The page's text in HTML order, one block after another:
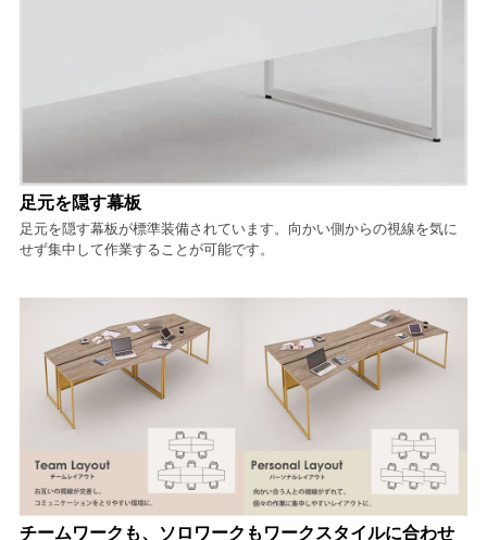
足元を隠す幕板
足元を隠す幕板が標準装備されています。向かい側からの視線を気に
せず集中して作業することが可能です。
チームワークも、ソロワークもワークスタイルに合わせ